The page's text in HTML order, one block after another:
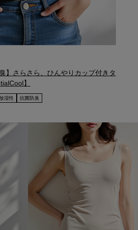
】さらさら、ひんやりカップ付きタ
】
湿性 抗菌防臭